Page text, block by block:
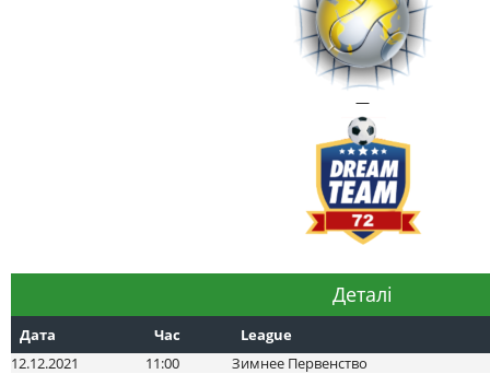
—
Деталі
Дата Час
League
12.12.2021
11:00 Зимнее Первенство